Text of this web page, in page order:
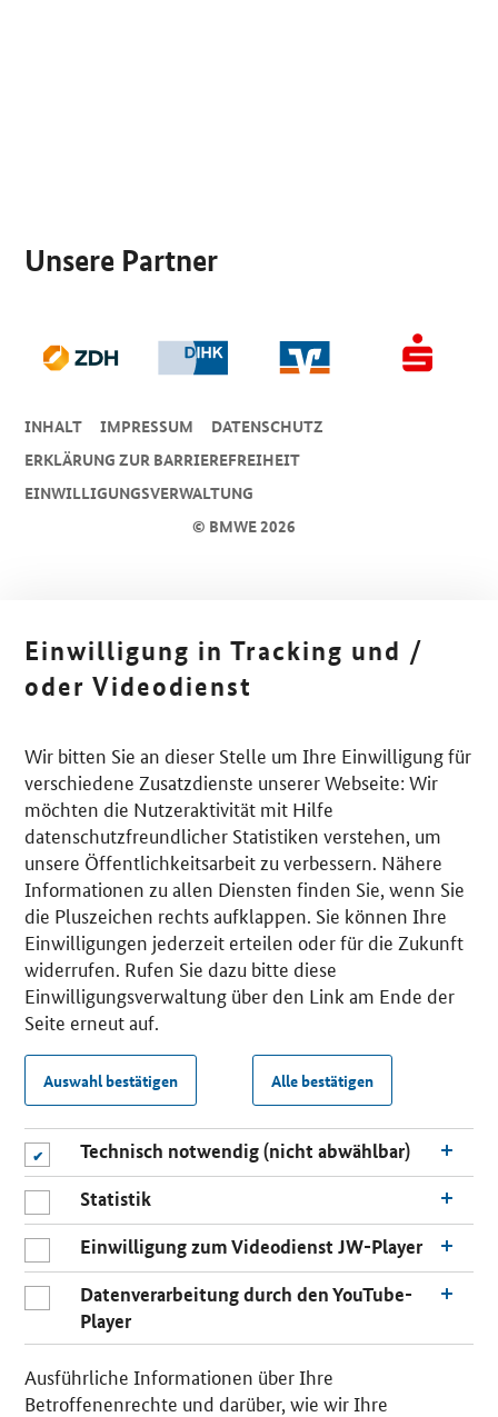
Unsere Partner
© BMWE 2026
INHALT IMPRESSUM
DA­TEN­SCHUTZ
ERKLÄRUNG ZUR BARRIEREFREIHEIT
EINWILLIGUNGSVERWALTUNG
Einwilligung in Tracking und /
oder Videodienst
Wir bitten Sie an dieser Stelle um Ihre Einwilligung für
verschiedene Zusatzdienste unserer Webseite: Wir
möchten die Nutzeraktivität mit Hilfe
datenschutzfreundlicher Statistiken verstehen, um
unsere Öffentlichkeitsarbeit zu verbessern. Nähere
Informationen zu allen Diensten finden Sie, wenn Sie
die Pluszeichen rechts aufklappen. Sie können Ihre
Einwilligungen jederzeit erteilen oder für die Zukunft
widerrufen. Rufen Sie dazu bitte diese
Einwilligungsverwaltung über den Link am Ende der
Seite erneut auf.
Auswahl bestätigen Alle bestätigen
Technisch notwendig (nicht abwählbar)
Statistik
Einwilligung zum Videodienst JW-Player
Datenverarbeitung durch den YouTube-
Player
Ausführliche Informationen über Ihre
Betroffenenrechte und darüber, wie wir Ihre